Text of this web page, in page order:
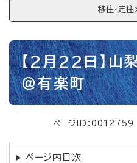
移住・定住
本
文 【2月22日】山
＠有楽町
ページID：0012759
ページ内目次